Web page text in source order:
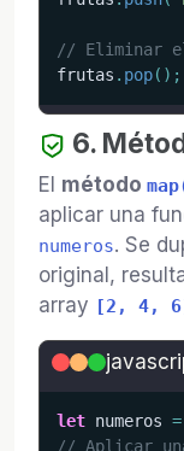
// Eliminar
frutas . pop( ) ;
6.
El método
aplicar una
numeros. Se
original,
array [2, 4,
let numeros =
// Aplicar